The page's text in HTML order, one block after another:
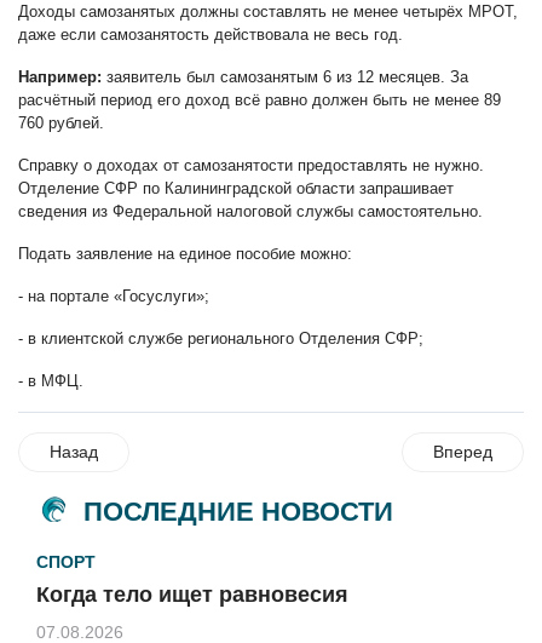
Доходы самозанятых должны составлять не менее четырёх МРОТ,
даже если самозанятость действовала не весь год.
Например: заявитель был самозанятым 6 из 12 месяцев. За
расчётный период его доход всё равно должен быть не менее 89
760 рублей.
Справку о доходах от самозанятости предоставлять не нужно.
Отделение СФР по Калининградской области запрашивает
сведения из Федеральной налоговой службы самостоятельно.
Подать заявление на единое пособие можно:
- на портале «Госуслуги»;
- в клиентской службе регионального Отделения СФР;
- в МФЦ.
Назад Вперед
ПОСЛЕДНИЕ НОВОСТИ
СПОРТ
Когда тело ищет равновесия
07.08.2026